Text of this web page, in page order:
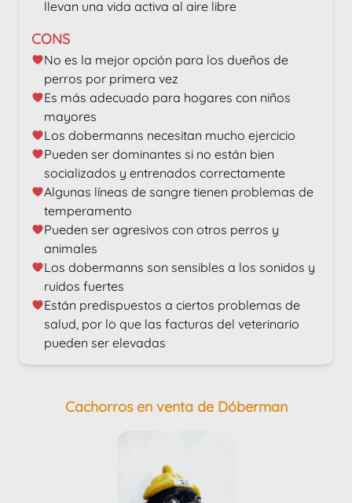
llevan una vida activa al aire libre
CONS
No es la mejor opción para los dueños de
perros por primera vez
Es más adecuado para hogares con niños
mayores
Los dobermanns necesitan mucho ejercicio
Pueden ser dominantes si no están bien
socializados y entrenados correctamente
Algunas líneas de sangre tienen problemas de
temperamento
Pueden ser agresivos con otros perros y
animales
Los dobermanns son sensibles a los sonidos y
ruidos fuertes
Están predispuestos a ciertos problemas de
salud, por lo que las facturas del veterinario
pueden ser elevadas
Cachorros en venta de Dóberman